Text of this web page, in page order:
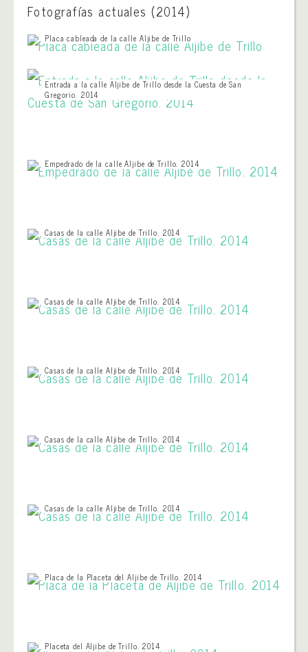
Fotografías actuales (2014)
Placa cableada de la calle Aljibe de Trillo
Entrada a la calle Aljibe de Trillo desde la Cuesta de San
Gregorio. 2014
Empedrado de la calle Aljibe de Trillo. 2014
Casas de la calle Aljibe de Trillo. 2014
Casas de la calle Aljibe de Trillo. 2014
Casas de la calle Aljibe de Trillo. 2014
Casas de la calle Aljibe de Trillo. 2014
Casas de la calle Aljibe de Trillo. 2014
Placa de la Placeta del Aljibe de Trillo. 2014
Placeta del Aljibe de Trillo. 2014